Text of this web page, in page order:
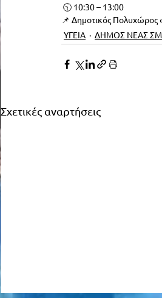
🕥 10:30 – 13:00
📌 Δημοτικός Πολυχώρος
ΥΓΕΙΑ
ΔΗΜΟΣ ΝΕΑΣ
Σχετικές αναρτήσεις